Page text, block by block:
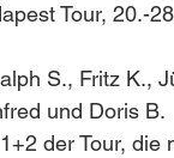
Tour, 20.-
S., Fritz K.,
und Doris B.
der Tour, die